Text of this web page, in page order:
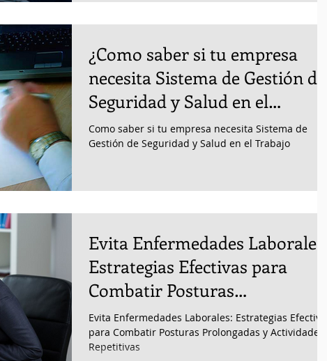
cómo convertir los hallazgos en acciones correctivas
seguridad de procesos y la prevención de eventos
de alto impacto.
¿Como saber si tu empresa
necesita Sistema de Gestión de
Seguridad y Salud en el
Trabajo?
Como saber si tu empresa necesita Sistema de
Gestión de Seguridad y Salud en el Trabajo
Evita Enfermedades Laborales:
Estrategias Efectivas para
Combatir Posturas
Prolongadas y Actividades
Repetitivas
Evita Enfermedades Laborales: Estrategias Efectivas
para Combatir Posturas Prolongadas y Actividades
Repetitivas